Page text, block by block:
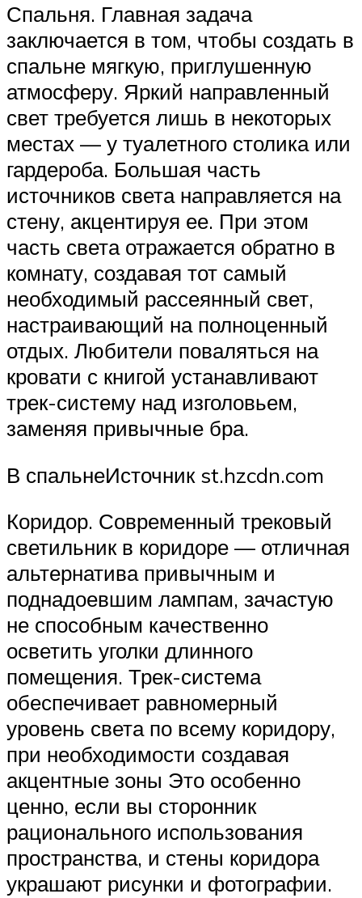
Спальня. Главная задача
заключается в том, чтобы создать в
спальне мягкую, приглушенную
атмосферу. Яркий направленный
свет требуется лишь в некоторых
местах — у туалетного столика или
гардероба. Большая часть
источников света направляется на
стену, акцентируя ее. При этом
часть света отражается обратно в
комнату, создавая тот самый
необходимый рассеянный свет,
настраивающий на полноценный
отдых. Любители поваляться на
кровати с книгой устанавливают
трек-систему над изголовьем,
заменяя привычные бра.
В спальнеИсточник st.hzcdn.com
Коридор. Современный трековый
светильник в коридоре — отличная
альтернатива привычным и
поднадоевшим лампам, зачастую
не способным качественно
осветить уголки длинного
помещения. Трек-система
обеспечивает равномерный
уровень света по всему коридору,
при необходимости создавая
акцентные зоны Это особенно
ценно, если вы сторонник
рационального использования
пространства, и стены коридора
украшают рисунки и фотографии.